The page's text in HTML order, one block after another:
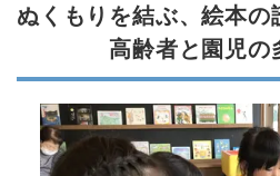
ぬくもりを結ぶ、絵本の
高齢者と園児の多